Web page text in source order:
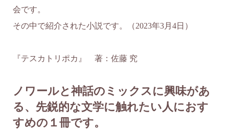
会です。
その中で紹介された小説です。（2023年3月4日）
『テスカトリポカ』 著：佐藤 究
ノワールと神話のミックスに興味があ
る、先鋭的な文学に触れたい人におす
すめの１冊です。